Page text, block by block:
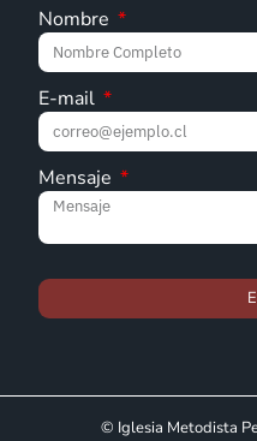
Nombre
E-mail
Mensaje
© Iglesia Metodista